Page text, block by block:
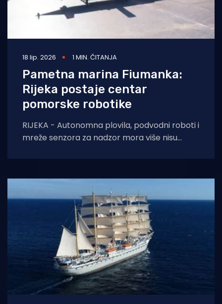
18 lip. 2026 1 MIN. ČITANJA
Pametna marina Fiumanka:
Rijeka postaje centar
pomorske robotike
RIJEKA - Autonomna plovila, podvodni roboti i
mreže senzora za nadzor mora više nisu
rješenjima